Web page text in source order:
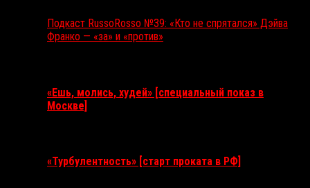
Подкаст RussoRosso №39: «Кто не спрятался» Дэйва
Франко — «за» и «против»
«Ешь, молись, худей» [специальный показ в
Москве]
«Турбулентность» [старт проката в РФ]